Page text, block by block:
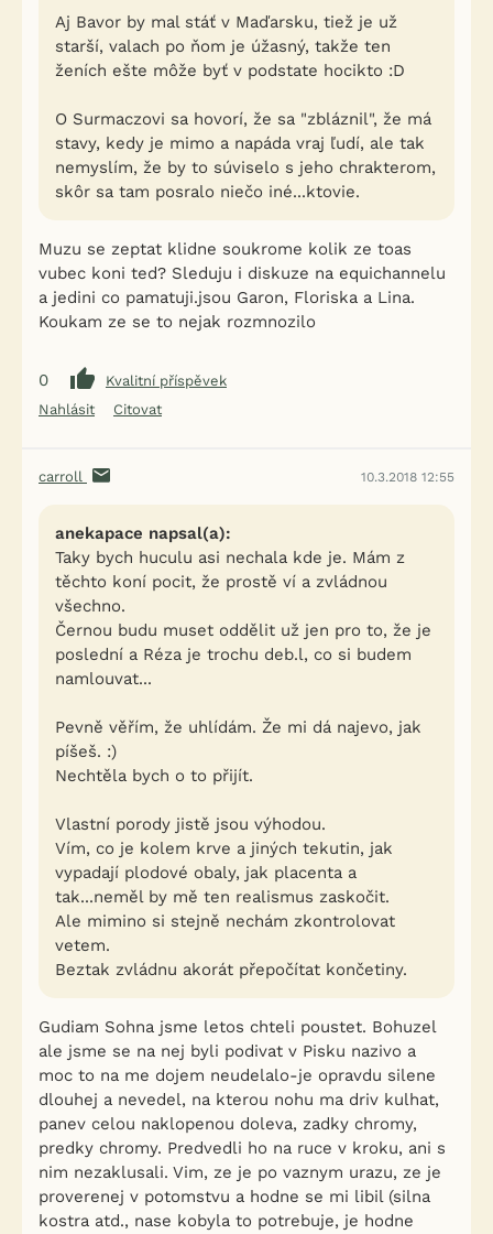
Aj Bavor by mal stáť v Maďarsku, tiež je už
starší, valach po ňom je úžasný, takže ten
ženích ešte môže byť v podstate hocikto :D
O Surmaczovi sa hovorí, že sa "zbláznil", že má
stavy, kedy je mimo a napáda vraj ľudí, ale tak
nemyslím, že by to súviselo s jeho chrakterom,
skôr sa tam posralo niečo iné...ktovie.
Muzu se zeptat klidne soukrome kolik ze toas
vubec koni ted? Sleduju i diskuze na equichannelu
a jedini co pamatuji.jsou Garon, Floriska a Lina.
Koukam ze se to nejak rozmnozilo
0
Kvalitní příspěvek
Nahlásit
Citovat
carroll 10.3.2018 12:55
anekapace napsal(a):
Taky bych huculu asi nechala kde je. Mám z
těchto koní pocit, že prostě ví a zvládnou
všechno.
Černou budu muset oddělit už jen pro to, že je
poslední a Réza je trochu deb.l, co si budem
namlouvat...
Pevně věřím, že uhlídám. Že mi dá najevo, jak
píšeš. :)
Nechtěla bych o to přijít.
Vlastní porody jistě jsou výhodou.
Vím, co je kolem krve a jiných tekutin, jak
vypadají plodové obaly, jak placenta a
tak...neměl by mě ten realismus zaskočit.
Ale mimino si stejně nechám zkontrolovat
vetem.
Beztak zvládnu akorát přepočítat končetiny.
Gudiam Sohna jsme letos chteli poustet. Bohuzel
ale jsme se na nej byli podivat v Pisku nazivo a
moc to na me dojem neudelalo-je opravdu silene
dlouhej a nevedel, na kterou nohu ma driv kulhat,
panev celou naklopenou doleva, zadky chromy,
predky chromy. Predvedli ho na ruce v kroku, ani s
nim nezaklusali. Vim, ze je po vaznym urazu, ze je
proverenej v potomstvu a hodne se mi libil (silna
kostra atd., nase kobyla to potrebuje, je hodne